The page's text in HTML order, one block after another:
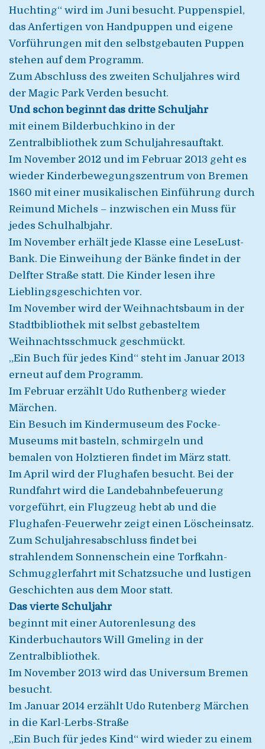
Huchting“ wird im Juni besucht. Puppenspiel,
das Anfertigen von Handpuppen und eigene
Vorführungen mit den selbstgebauten Puppen
stehen auf dem Programm.
Zum Abschluss des zweiten Schuljahres wird
der Magic Park Verden besucht.
Und schon beginnt das dritte Schuljahr
mit einem Bilderbuchkino in der
Zentralbibliothek zum Schuljahresauftakt.
Im November 2012 und im Februar 2013 geht es
wieder Kinderbewegungszentrum von Bremen
1860 mit einer musikalischen Einführung durch
Reimund Michels – inzwischen ein Muss für
jedes Schulhalbjahr.
Im November erhält jede Klasse eine LeseLust-
Bank. Die Einweihung der Bänke findet in der
Delfter Straße statt. Die Kinder lesen ihre
Lieblingsgeschichten vor.
Im November wird der Weihnachtsbaum in der
Stadtbibliothek mit selbst gebasteltem
Weihnachtsschmuck geschmückt.
„Ein Buch für jedes Kind“ steht im Januar 2013
erneut auf dem Programm.
Im Februar erzählt Udo Ruthenberg wieder
Märchen.
Ein Besuch im Kindermuseum des Focke-
Museums mit basteln, schmirgeln und
bemalen von Holztieren findet im März statt.
Im April wird der Flughafen besucht. Bei der
Rundfahrt wird die Landebahnbefeuerung
vorgeführt, ein Flugzeug hebt ab und die
Flughafen-Feuerwehr zeigt einen Löscheinsatz.
Zum Schuljahresabschluss findet bei
strahlendem Sonnenschein eine Torfkahn-
Schmugglerfahrt mit Schatzsuche und lustigen
Geschichten aus dem Moor statt.
Das vierte Schuljahr
beginnt mit einer Autorenlesung des
Kinderbuchautors Will Gmeling in der
Zentralbibliothek.
Im November 2013 wird das Universum Bremen
besucht.
Im Januar 2014 erzählt Udo Rutenberg Märchen
in die Karl-Lerbs-Straße
„Ein Buch für jedes Kind“ wird wieder zu einem